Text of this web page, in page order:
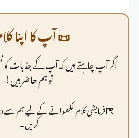
📜 آپ کا اپنا
اگر آپ چاہتے ہیں کہ آپ کے جذبات کو
تو ہم حاضر ہیں!
کریں۔